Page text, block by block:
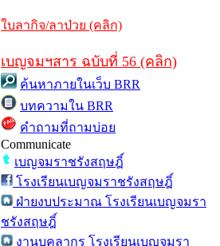
ใบลากิจ/ลาป่วย (คลิก)
เบญจมฯสาร ฉบับที่ 56 (คลิก)
ค้นหาภายในเว็บ BRR
บทความใน BRR
คำถามที่ถามบ่อย
Communicate
เบญจมราชรังสฤษฎิ์
โรงเรียนเบญจมราชรังสฤษฎิ์
ฝ่ายงบประมาณ โรงเรียนเบญจมรา
ชรังสฤษฎิ์
งานบุคลากร โรงเรียนเบญจมรา